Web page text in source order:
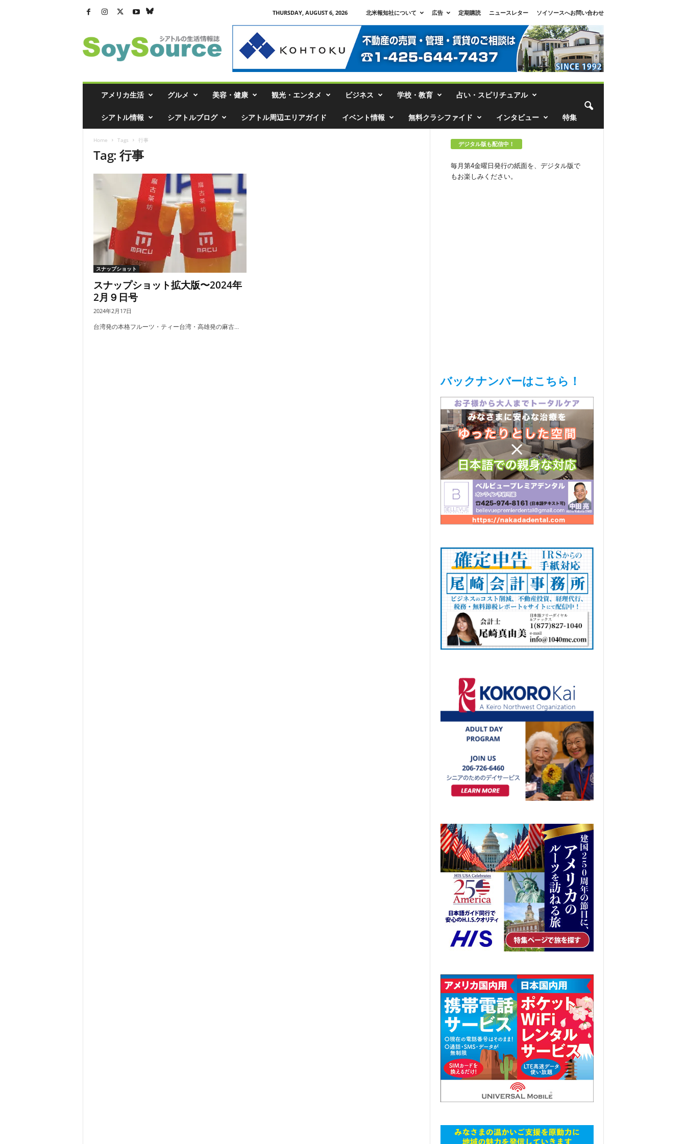
THURSDAY, AUGUST 6, 2026 北米報知社について 広告 定期購読 ニュースレター
ソイソースへお問い合わせ
ト
ル
アメリカ生活 グルメ 美容・健康 観光・エンタメ ビジネス 学校・教育 占い・スピリチュアル
シアトル情報 シアトルブログ シアトル周辺エリアガイド イベント情報 無料クラシファイド インタビュー 特集
Home Tags 行事
Tag: 行事
スナップショット
スナップショット拡大版〜2024年
2月９日号
2024年2月17日
台湾発の本格フルーツ・ティー台湾・高雄発の麻古...
デジタル版も配信中！
毎月第4金曜日発行の紙面を、デジタル版で
もお楽しみください。
バックナンバーはこちら！